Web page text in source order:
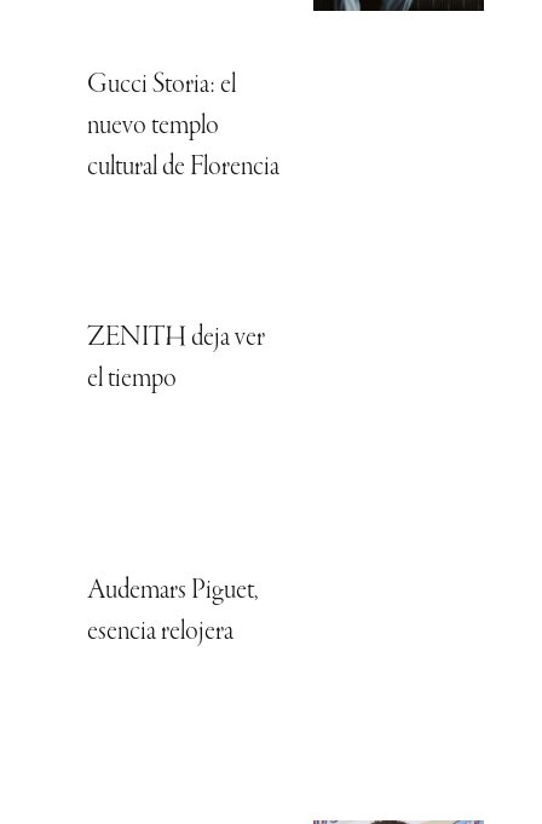
Gucci Storia: el
nuevo templo
cultural de Florencia
ZENITH deja ver
el tiempo
Audemars Piguet,
esencia relojera